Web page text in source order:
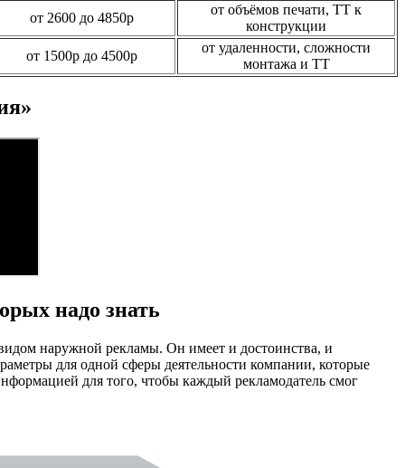
от 2600 до 4850р
от объёмов печати, ТТ к
конструкции
от 1500р до 4500р
от удаленности, сложности
монтажа и ТТ
надо знать
наружной рекламы. Он имеет и достоинства, и
для одной сферы деятельности компании, которые
для того, чтобы каждый рекламодатель смог